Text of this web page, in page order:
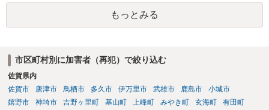
方）となると、なかなか弁護士が関与しづらい領域となります。もっ
とも、相手方の提示する条件が奏功するようなものではないことか
ら、条件についてはそれほど恐れる必要はないだろうと思います。な
請求権が誰の誰に対するものが発生する可能性があるかどうかは検討
する必要があるでしょう。
もっとみる
市区町村別に加害者（再犯）で絞り込む
佐賀県内
佐賀市
唐津市 鳥栖市 多久市 伊万里市 武雄市 鹿島市
小城市
嬉野市
神埼市 吉野ヶ里町 基山町 上峰町 みやき町 玄海町
有田町